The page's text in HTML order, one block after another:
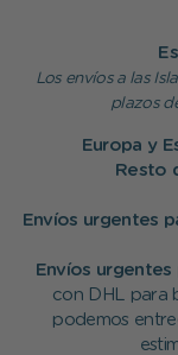
Los envíos a las
plazos
Europa y
Resto
Envíos urgentes
Envíos
con DHL para
podemos